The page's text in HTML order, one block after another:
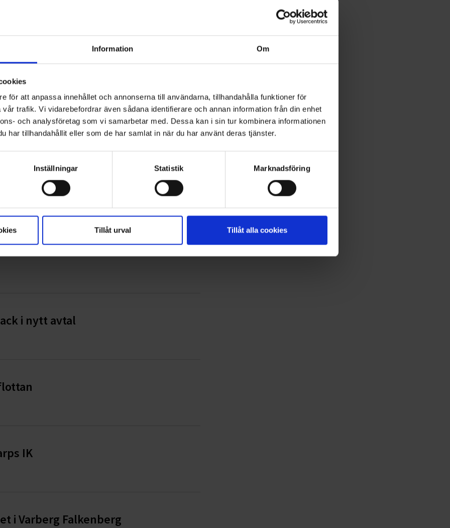
Information Om
för att anpassa innehållet och annonserna till användarna, tillhandahålla funktioner för
trafik. Vi vidarebefordrar även sådana identifierare och annan information från din enhet
och analysföretag som vi samarbetar med. Dessa kan i sin tur kombinera informationen
har tillhandahållit eller som de har samlat in när du har använt deras tjänster.
Inställningar Statistik Marknadsföring
Tillåt urval Tillåt alla cookies
till Hittarps IK
fortsätter
i nytt avtal
IK
i Varberg Falkenberg